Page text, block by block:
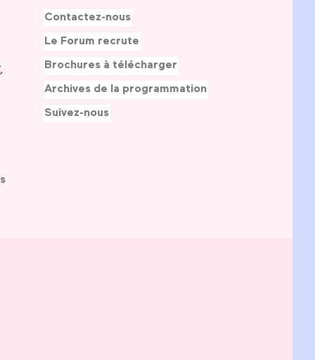
Contactez-nous
Le Forum recrute
Brochures à télécharger
Archives de la programmation
Suivez-nous